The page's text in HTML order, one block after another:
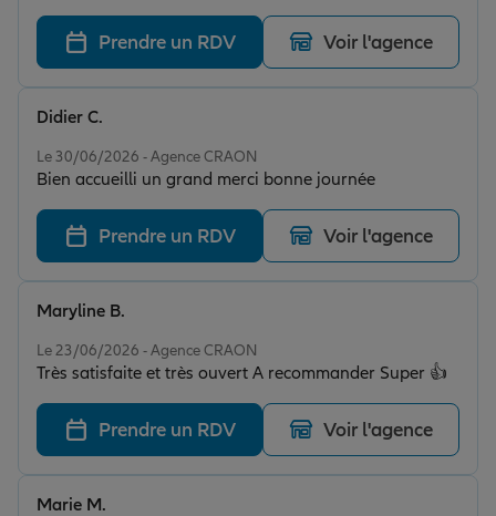
reviendrons prochainement pour l assurance voiture
Prendre un RDV Voir l'agence
Le 30/06/2026 - Agence CRAON
Bien accueilli un grand merci bonne journée
Didier C.
Prendre un RDV Voir l'agence
Le 23/06/2026 - Agence CRAON
Très satisfaite et très ouvert A recommander Super 👍
Maryline B.
Prendre un RDV Voir l'agence
Marie M.